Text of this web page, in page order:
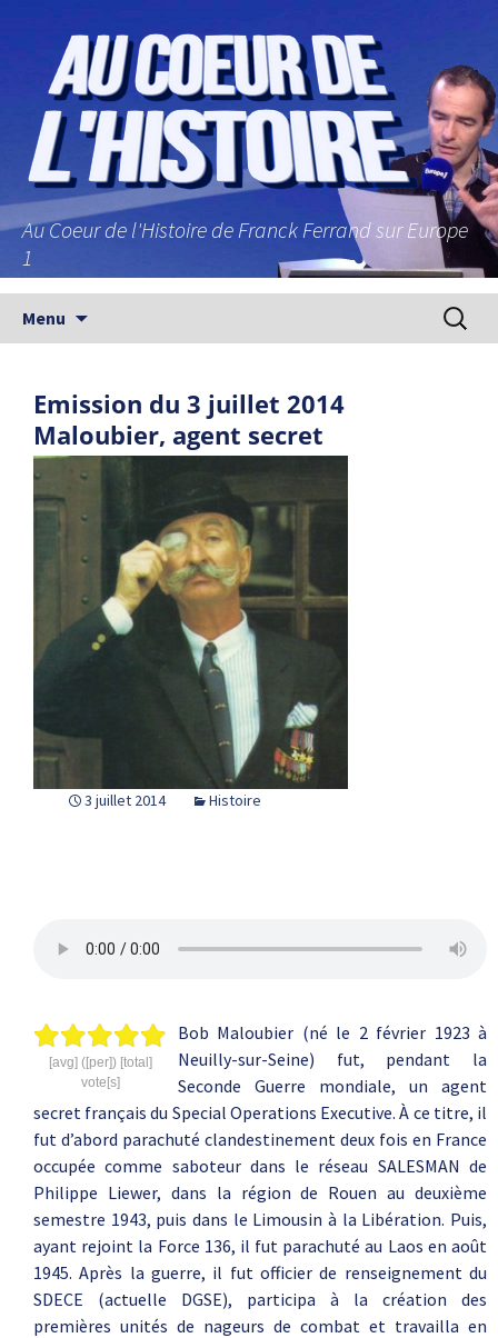
Au Coeur de l'Histoire de Franck Ferrand sur Europe
1
Menu
Emission du 3 juillet 2014
Maloubier, agent secret
3 juillet 2014 Histoire
[avg] ([per]) [total]
vote[s]
Bob Maloubier (né le 2 février 1923 à
Neuilly-sur-Seine) fut, pendant la
Seconde Guerre mondiale, un agent
secret français du Special Operations Executive. À ce titre, il
fut d’abord parachuté clandestinement deux fois en France
occupée comme saboteur dans le réseau SALESMAN de
Philippe Liewer, dans la région de Rouen au deuxième
semestre 1943, puis dans le Limousin à la Libération. Puis,
ayant rejoint la Force 136, il fut parachuté au Laos en août
1945. Après la guerre, il fut officier de renseignement du
SDECE (actuelle DGSE), participa à la création des
premières unités de nageurs de combat et travailla en